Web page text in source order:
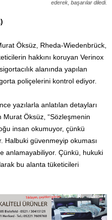
ederek, başarılar diledi.
Öksüz, Rheda-Wiedenbrück,
hakkını koruyan Verinox
alanında yapılan
poliçelerini kontrol ediyor.
yazılarla anlatılan detayları
Murat Öksüz, “Sözleşmenin
insan okumuyor, çünkü
Halbuki güvenmeyip okuması
anlamayabiliyor. Çünkü, hukuki
bu alanta tüketicileri